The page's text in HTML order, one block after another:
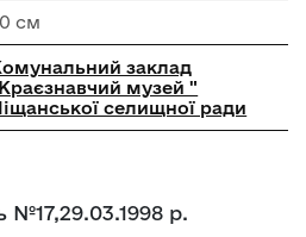
см
заклад
музей "
селищної ради
р.